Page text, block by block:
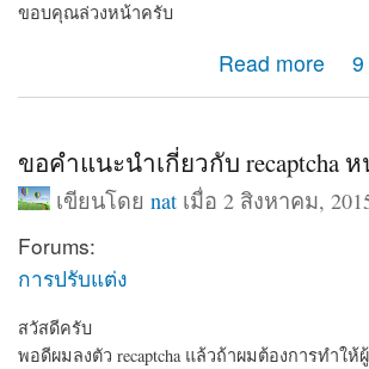
ขอบคุณล่วงหน้าครับ
Read more
about ทำเว็บเก็บข้อมูลบุคคลครับแนะน
ขอคำแนะนำเกี่ยวกับ recaptcha
เขียนโดย natเมื่อ 2 สิงหาคม,
Forums:
การปรับแต่ง
สวัสดีครับ
พอดีผมลงตัว recaptcha แล้วถ้าผมต้องการทำให้